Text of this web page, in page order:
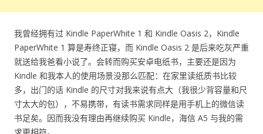
我曾经拥有过 Kindle PaperWhite 1 和 Kindle Oasis 2，Kindle
PaperWhite 1 算是寿终正寝，而 Kindle Oasis 2 是后来吃灰严重
就送给我爸看小说了。会转而购买安卓电纸书，主要还是因为
Kindle 和我本人的使用场景没那么匹配：在家里读纸质书比较
多，出门的话 Kindle 的尺寸对我来说有点大（我很少背容量和尺
寸太大的包），不易携带，有读书需求同样是用手机上的微信读
书足矣。因而我没有理由再继续购买 Kindle，海信 A5 与我的需